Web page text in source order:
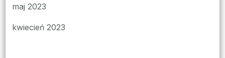
maj 2023
kwiecień 2023